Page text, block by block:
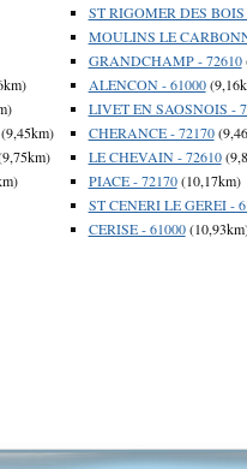
(9,45km)
ST RIGOMER DES BOIS
MOULINS LE
GRANDCHAMP - 72610
ALENCON - 61000
LIVET EN SAOSNOIS -
CHERANCE - 72170
LE CHEVAIN - 72610
PIACE - 72170(10,17km)
ST CENERI LE GEREI -
CERISE - 61000